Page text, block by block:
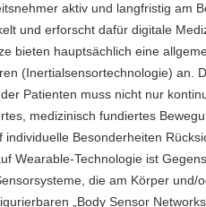
aktiv und langfristig am
und erforscht dafür digitale
bieten hauptsächlich eine
(Inertialsensortechnologie) an.
Patienten muss nicht nur
medizinisch fundiertes
Besonderheiten
Wearable-Technologie ist
die am Körper
„Body Sensor